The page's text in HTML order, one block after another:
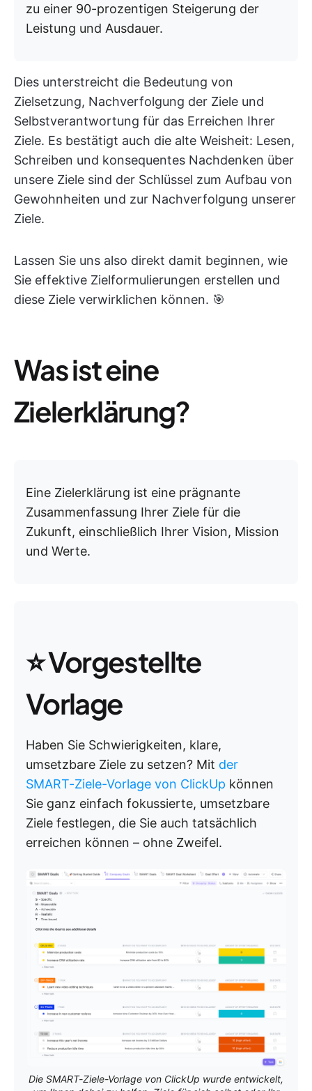
zu einer 90-prozentigen Steigerung der
Leistung und Ausdauer.
Dies unterstreicht die Bedeutung von
Zielsetzung, Nachverfolgung der Ziele und
Selbstverantwortung für das Erreichen Ihrer
Ziele. Es bestätigt auch die alte Weisheit: Lesen,
Schreiben und konsequentes Nachdenken über
unsere Ziele sind der Schlüssel zum Aufbau von
Gewohnheiten und zur Nachverfolgung unserer
Ziele.
Lassen Sie uns also direkt damit beginnen, wie
Sie effektive Zielformulierungen erstellen und
diese Ziele verwirklichen können. 🎯
Was ist eine
Zielerklärung?
Eine Zielerklärung ist eine prägnante
Zusammenfassung Ihrer Ziele für die
Zukunft, einschließlich Ihrer Vision, Mission
und Werte.
⭐ Vorgestellte
Vorlage
Haben Sie Schwierigkeiten, klare,
umsetzbare Ziele zu setzen? Mit der
SMART-Ziele-Vorlage von ClickUp können
Sie ganz einfach fokussierte, umsetzbare
Ziele festlegen, die Sie auch tatsächlich
erreichen können – ohne Zweifel.
Die SMART-Ziele-Vorlage von ClickUp wurde entwickelt,